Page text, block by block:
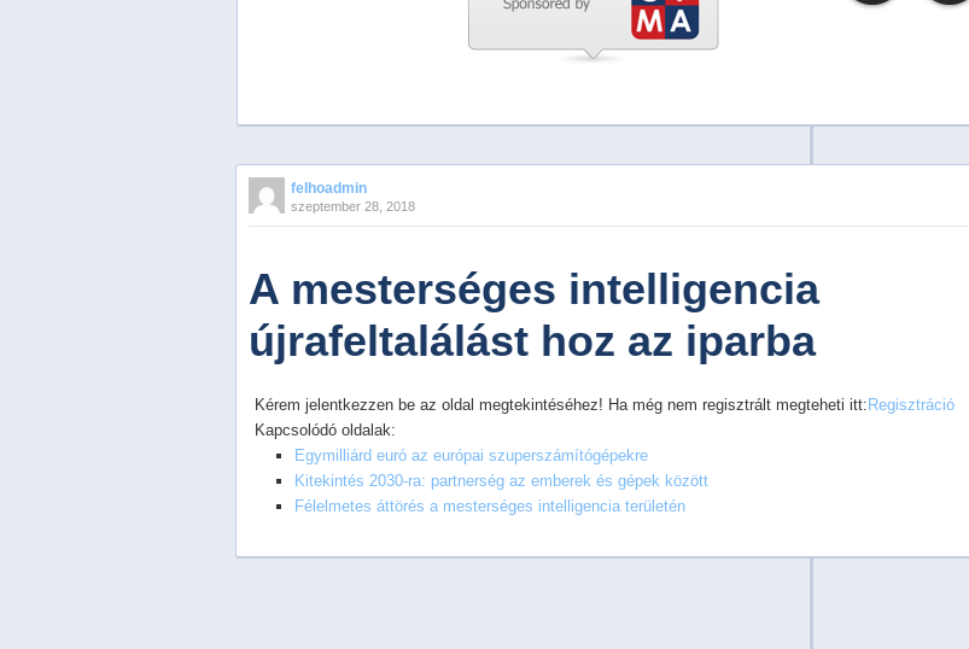
PreviousNextStop
2
felhoadmin
szeptember 28, 2018
A mesterséges intelligencia
újrafeltalálást hoz az iparba
Kérem jelentkezzen be az oldal megtekintéséhez! Ha még nem regisztrált megteheti itt:Regisztráció
Kapcsolódó oldalak:
Egymilliárd euró az európai szuperszámítógépekre
Kitekintés 2030-ra: partnerség az emberek és gépek között
Félelmetes áttörés a mesterséges intelligencia területén